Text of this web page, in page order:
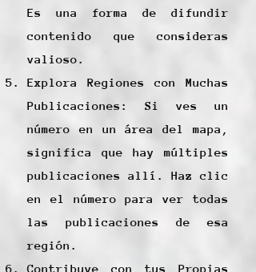
Es una forma de difundir
contenido que consideras
valioso.
Explora Regiones con Muchas
Publicaciones: Si ves un
número en un área del mapa,
significa que hay múltiples
publicaciones allí. Haz clic
en el número para ver todas
las publicaciones de esa
región.
Contribuye con tus Propias